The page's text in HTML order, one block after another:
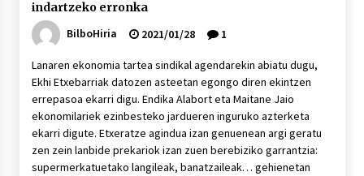
indartzeko erronka
BilboHiria
2021/01/28 1
Lanaren ekonomia tartea sindikal agendarekin abiatu dugu,
Ekhi Etxebarriak datozen asteetan egongo diren ekintzen
errepasoa ekarri digu. Endika Alabort eta Maitane Jaio
ekonomilariek ezinbesteko jardueren inguruko azterketa
ekarri digute. Etxeratze agindua izan genuenean argi geratu
zen zein lanbide prekariok izan zuen berebiziko garrantzia:
supermerkatuetako langileak, banatzaileak… gehienetan